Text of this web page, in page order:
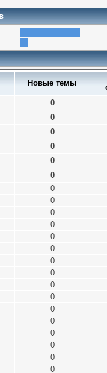
Новые темы
0
0
0
0
0
0
0
0
0
0
0
0
0
0
0
0
0
0
0
0
0
0